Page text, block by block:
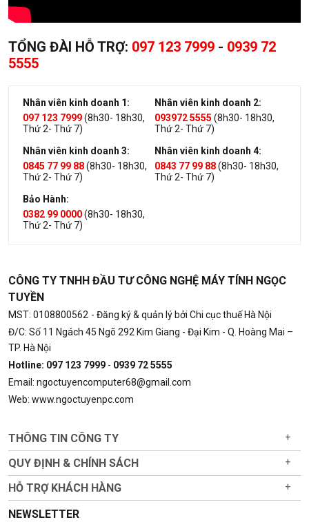
TỔNG ĐÀI HỖ TRỢ: 097 123 7999 - 0939 72
5555
Nhân viên kinh doanh 1:
097 123 7999(8h30- 18h30,
Thứ 2- Thứ 7)
Nhân viên kinh doanh 2:
093972 5555 (8h30- 18h30,
Thứ 2- Thứ 7)
Nhân viên kinh doanh 3:
0845 77 99 88(8h30- 18h30,
Thứ 2- Thứ 7)
Nhân viên kinh doanh 4:
0843 77 99 88(8h30- 18h30,
Thứ 2- Thứ 7)
Bảo Hành:
0382 99 0000(8h30- 18h30,
Thứ 2- Thứ 7)
CÔNG TY TNHH ĐẦU TƯ CÔNG NGHỆ MÁY TÍNH NGỌC
TUYỀN
MST: 0108800562 - Đăng ký & quản lý bởi Chi cục thuế Hà Nội
Đ/C: Số 11 Ngách 45 Ngõ 292 Kim Giang - Đại Kim - Q. Hoàng Mai –
TP. Hà Nội
Hotline: 097 123 7999 - 0939 72 5555
Email: ngoctuyencomputer68@gmail.com
Web: www.ngoctuyenpc.com
THÔNG TIN CÔNG TY +
QUY ĐỊNH & CHÍNH SÁCH +
HỖ TRỢ KHÁCH HÀNG +
NEWSLETTER